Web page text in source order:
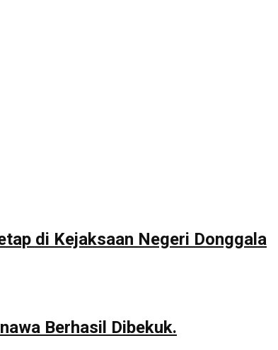
di Kejaksaan Negeri Donggala
Berhasil Dibekuk.